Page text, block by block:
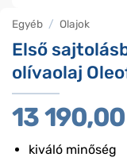
Egyéb / Olajok
Első
olívaolaj
13 190,00
kiváló minőség